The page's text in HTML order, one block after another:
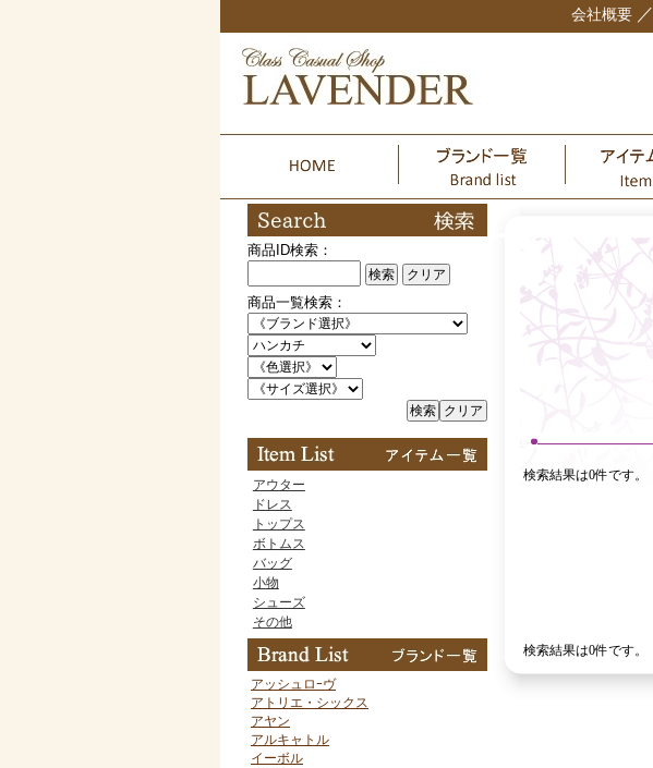
会社概要 ／
商品ID検索：
検索 クリア
商品一覧検索：
クリア
検索
アウター
ドレス
トップス
ボトムス
バッグ
小物
シューズ
その他
アッシュロｰヴ
アトリエ・シックス
アヤン
アルキャトル
イーボル
検索結果は0件です。
検索結果は0件です。